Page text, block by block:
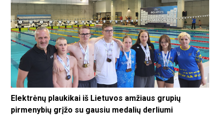
Elektrėnų plaukikai iš Lietuvos amžiaus grupių
pirmenybių grįžo su gausiu medalių derliumi